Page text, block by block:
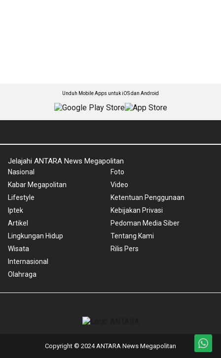
Unduh Mobile Apps untuk iOS dan Android
Jelajahi ANTARA News Megapolitan
Nasional
Kabar Megapolitan
Lifestyle
Iptek
Artikel
Lingkungan Hidup
Wisata
Internasional
Olahraga
Foto
Video
Ketentuan Penggunaan
Kebijakan Privasi
Pedoman Media Siber
Tentang Kami
Rilis Pers
Copyright © 2024 ANTARA News Megapolitan